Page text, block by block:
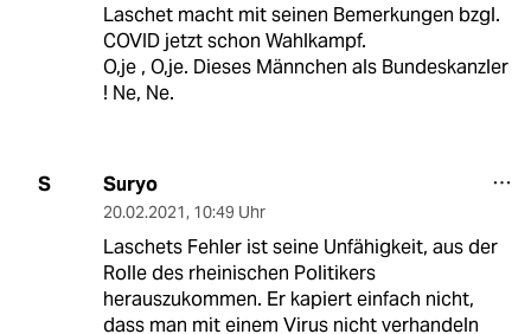
Laschet macht mit seinen Bemerkungen bzgl.
COVID jetzt schon Wahlkampf.
O,je , O,je. Dieses Männchen als Bundeskanzler
! Ne, Ne.
S Suryo
20.02.2021, 10:49 Uhr
Laschets Fehler ist seine Unfähigkeit, aus der
Rolle des rheinischen Politikers
herauszukommen. Er kapiert einfach nicht,
dass man mit einem Virus nicht verhandeln